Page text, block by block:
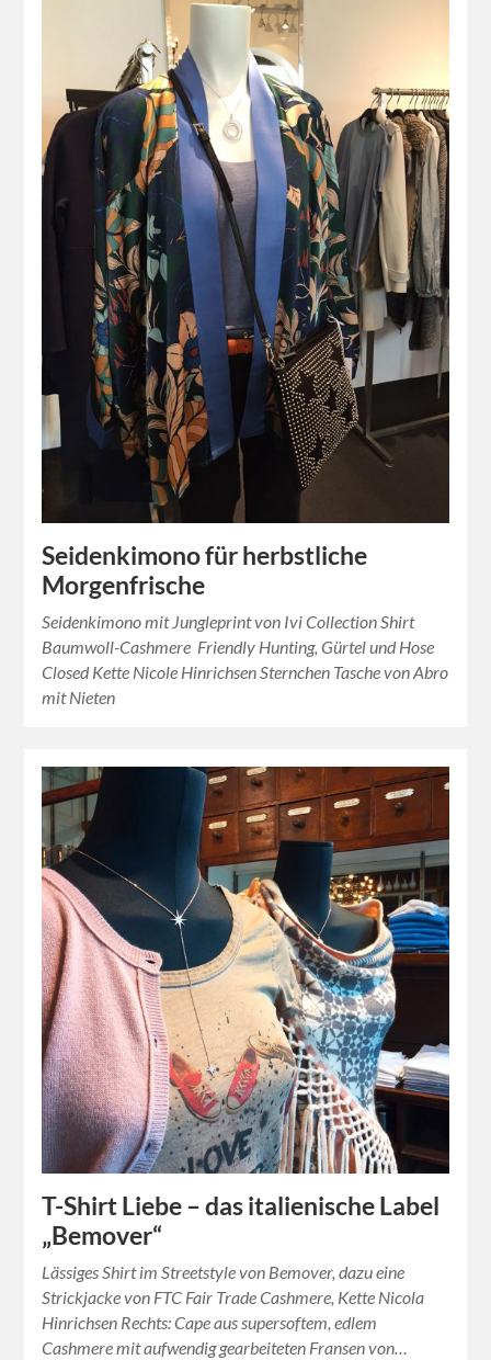
Seidenkimono für herbstliche
Morgenfrische
Seidenkimono mit Jungleprint von Ivi Collection Shirt
Baumwoll-Cashmere Friendly Hunting, Gürtel und Hose
Closed Kette Nicole Hinrichsen Sternchen Tasche von Abro
mit Nieten
T-Shirt Liebe – das italienische Label
„Bemover“
Lässiges Shirt im Streetstyle von Bemover, dazu eine
Strickjacke von FTC Fair Trade Cashmere, Kette Nicola
Hinrichsen Rechts: Cape aus supersoftem, edlem
Cashmere mit aufwendig gearbeiteten Fransen von…